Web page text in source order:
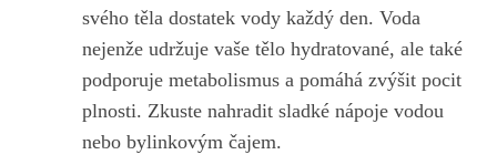
svého těla dostatek vody každý den. Voda
nejenže udržuje vaše tělo hydratované, ale také
podporuje metabolismus a ⁤pomáhá​ zvýšit pocit
⁤plnosti. Zkuste nahradit sladké nápoje vodou
nebo bylinkovým čajem.